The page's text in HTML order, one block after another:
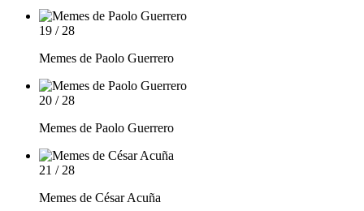
19 / 28
Memes de Paolo Guerrero
20 / 28
Memes de Paolo Guerrero
21 / 28
Memes de César Acuña